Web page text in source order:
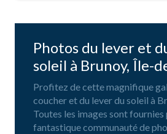
Photos du lever et
soleil à Brunoy, Île-
Profitez de cette magnifique
coucher et du lever du soleil à
Toutes les images sont
fantastique communauté de